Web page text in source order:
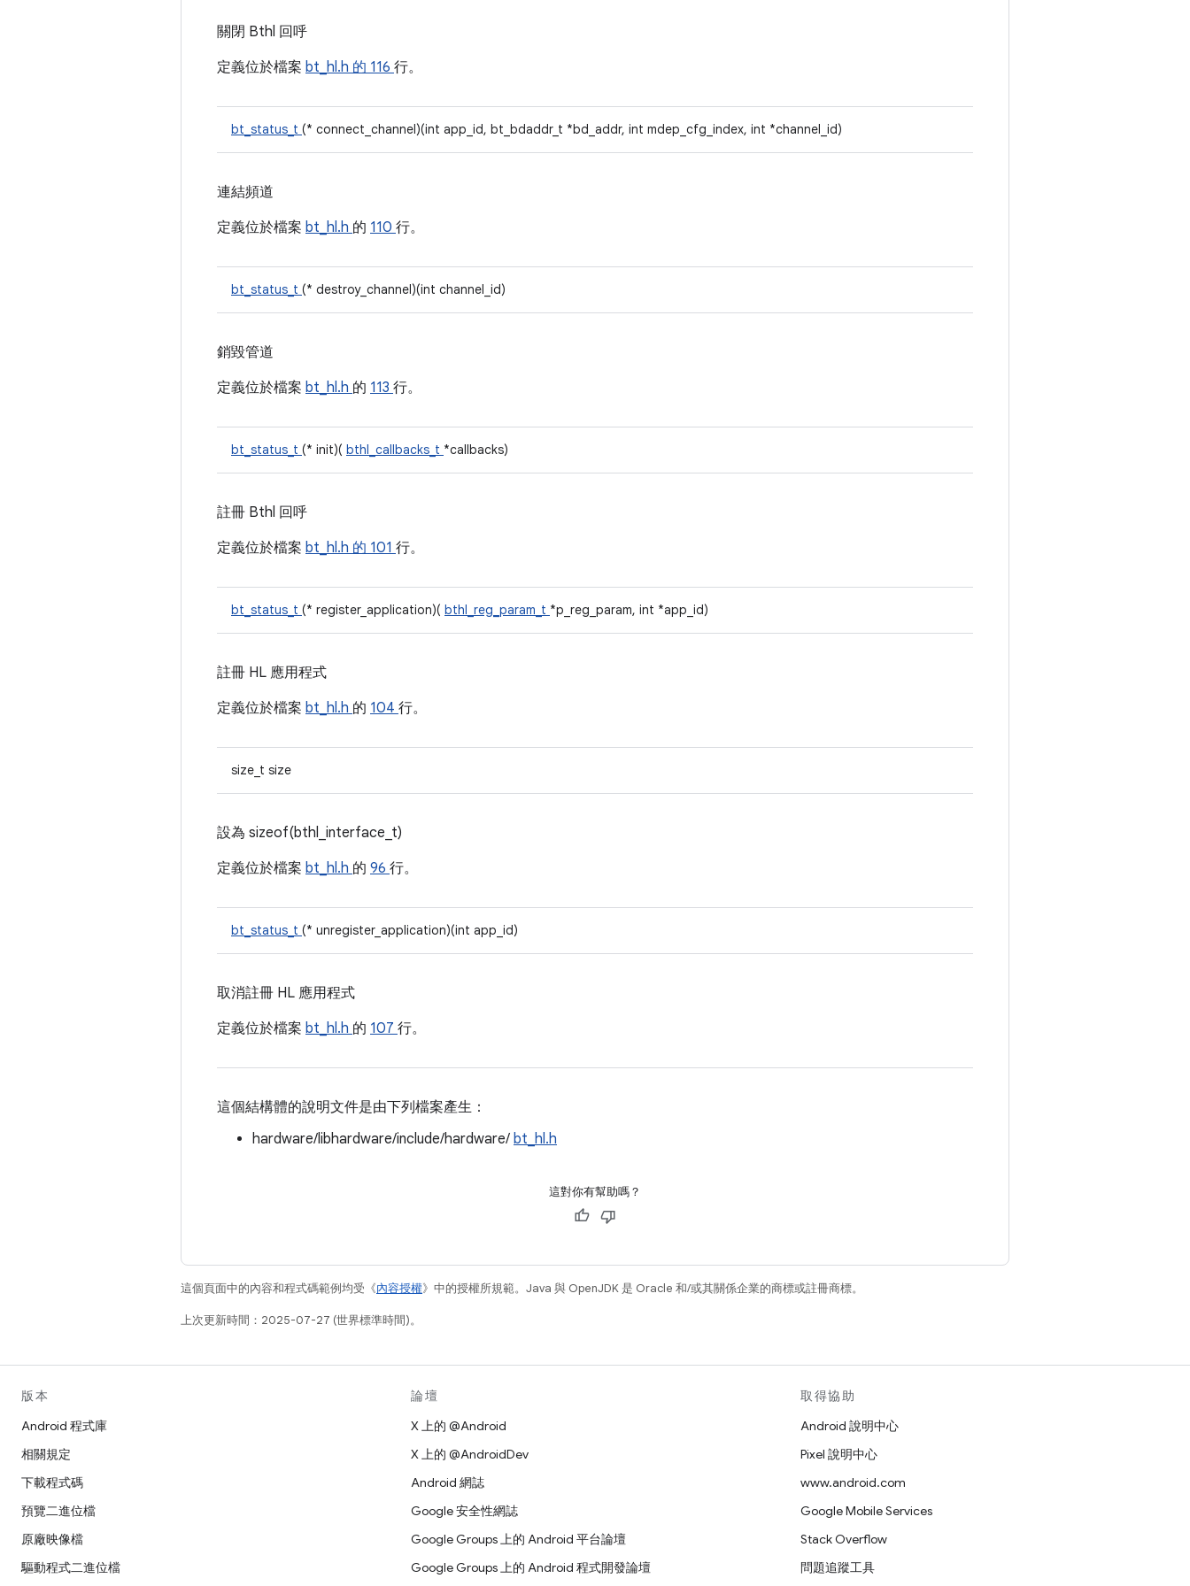
關閉 Bthl 回呼
定義位於檔案 bt_hl.h 的 116 行。
bt_status_t (* connect_channel)(int app_id, bt_bdaddr_t *bd_addr, int mdep_cfg_index, int *channel_id)
連結頻道
定義位於檔案 bt_hl.h 的 110 行。
bt_status_t (* destroy_channel)(int channel_id)
銷毀管道
定義位於檔案 bt_hl.h 的 113 行。
bt_status_t (* init)( bthl_callbacks_t *callbacks)
註冊 Bthl 回呼
定義位於檔案 bt_hl.h 的 101 行。
bt_status_t (* register_application)( bthl_reg_param_t *p_reg_param, int *app_id)
註冊 HL 應用程式
定義位於檔案 bt_hl.h 的 104 行。
size_t size
設為 sizeof(bthl_interface_t)
定義位於檔案 bt_hl.h 的 96 行。
bt_status_t (* unregister_application)(int app_id)
取消註冊 HL 應用程式
定義位於檔案 bt_hl.h 的 107 行。
這個結構體的說明文件是由下列檔案產生：
hardware/libhardware/include/hardware/ bt_hl.h
這對你有幫助嗎？
這個頁面中的內容和程式碼範例均受《內容授權》中的授權所規範。Java 與 OpenJDK 是 Oracle 和/或其關係企業的商標或註冊商標。
上次更新時間：2025-07-27 (世界標準時間)。
版本
Android 程式庫
相關規定
下載程式碼
預覽二進位檔
原廠映像檔
驅動程式二進位檔
論壇
X 上的 @Android
X 上的 @AndroidDev
Android 網誌
Google 安全性網誌
Google Groups 上的 Android 平台論壇
Google Groups 上的 Android 程式開發論壇
取得協助
Android 說明中心
Pixel 說明中心
www.android.com
Google Mobile Services
Stack Overflow
問題追蹤工具